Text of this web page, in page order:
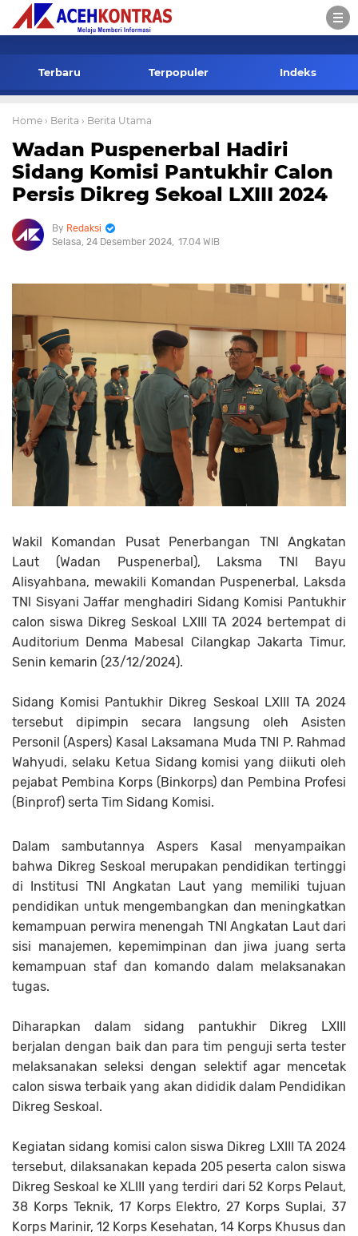
Terbaru Terpopuler Indeks
Home › Berita › Berita Utama
Wadan Puspenerbal Hadiri
Sidang Komisi Pantukhir Calon
Persis Dikreg Sekoal LXIII 2024
Redaksi
Selasa, 24 Desember 2024 17.04 WIB
Wakil Komandan Pusat Penerbangan TNl Angkatan
Laut (Wadan Puspenerbal), Laksma TNl Bayu
Alisyahbana, mewakili Komandan Puspenerbal, Laksda
TNl Sisyani Jaffar menghadiri Sidang Komisi Pantukhir
calon siswa Dikreg Seskoal LXIII TA 2024 bertempat di
Auditorium Denma Mabesal Cilangkap Jakarta Timur,
Senin kemarin (23/12/2024).
Sidang Komisi Pantukhir Dikreg Seskoal LXIII TA 2024
tersebut dipimpin secara langsung oleh Asisten
Personil (Aspers) Kasal Laksamana Muda TNI P. Rahmad
Wahyudi, selaku Ketua Sidang komisi yang diikuti oleh
pejabat Pembina Korps (Binkorps) dan Pembina Profesi
(Binprof) serta Tim Sidang Komisi.
Dalam sambutannya Aspers Kasal menyampaikan
bahwa Dikreg Seskoal merupakan pendidikan tertinggi
di Institusi TNI Angkatan Laut yang memiliki tujuan
pendidikan untuk mengembangkan dan meningkatkan
kemampuan perwira menengah TNI Angkatan Laut dari
sisi manajemen, kepemimpinan dan jiwa juang serta
kemampuan staf dan komando dalam melaksanakan
tugas.
Diharapkan dalam sidang pantukhir Dikreg LXIII
berjalan dengan baik dan para tim penguji serta tester
melaksanakan seleksi dengan selektif agar mencetak
calon siswa terbaik yang akan dididik dalam Pendidikan
Dikreg Seskoal.
Kegiatan sidang komisi calon siswa Dikreg LXIII TA 2024
tersebut, dilaksanakan kepada 205 peserta calon siswa
Dikreg Seskoal ke XLIII yang terdiri dari 52 Korps Pelaut,
38 Korps Teknik, 17 Korps Elektro, 27 Korps Suplai, 37
Korps Marinir, 12 Korps Kesehatan, 14 Korps Khusus dan